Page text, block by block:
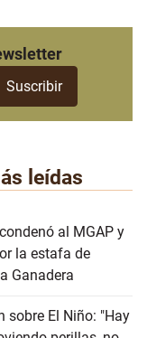
leídas
al MGAP y
la estafa de
Ganadera
sobre El Niño: "Hay